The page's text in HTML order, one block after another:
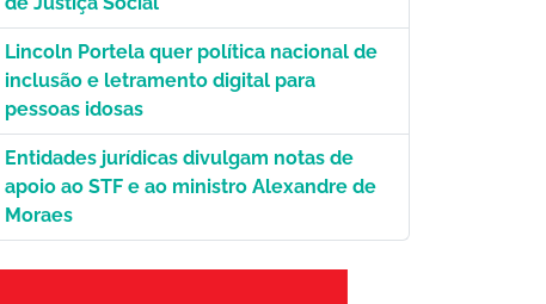
Lincoln Portela quer política nacional de
inclusão e letramento digital para
pessoas idosas
Entidades jurídicas divulgam notas de
apoio ao STF e ao ministro Alexandre de
Moraes